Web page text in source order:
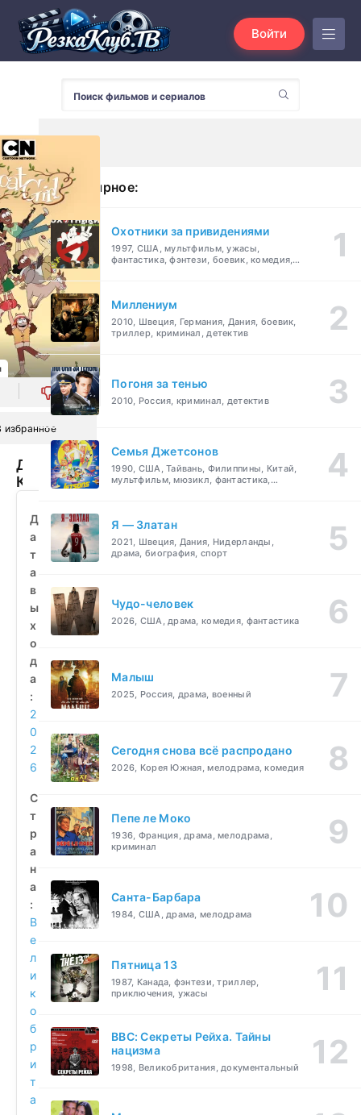
Войти
0
избранное
Девочка-
Козочка
смотреть
бесплатно
Д
а
т
а
в
ы
х
о
д
а
:
2
0
2
6
С
т
р
а
н
а
:
В
е
л
и
к
о
б
р
и
т
а
Популярное:
Охотники за привидениями
1997, США, мультфильм, ужасы,
фантастика, фэнтези, боевик, комедия,
Миллениум
2010, Швеция, Германия, Дания, боевик,
триллер, криминал, детектив
Погоня за тенью
2010, Россия, криминал, детектив
Семья Джетсонов
1990, США, Тайвань, Филиппины, Китай,
мультфильм, мюзикл, фантастика,
Я — Златан
2021, Швеция, Дания, Нидерланды,
драма, биография, спорт
Чудо-человек
2026, США, драма, комедия, фантастика
Малыш
2025, Россия, драма, военный
Сегодня снова всё распродано
2026, Корея Южная, мелодрама, комедия
Пепе ле Моко
1936, Франция, драма, мелодрама,
криминал
Санта-Барбара
1984, США, драма, мелодрама
Пятница 13
1987, Канада, фэнтези, триллер,
приключения, ужасы
BBC: Секреты Рейха. Тайны
нацизма
1998, Великобритания, документальный